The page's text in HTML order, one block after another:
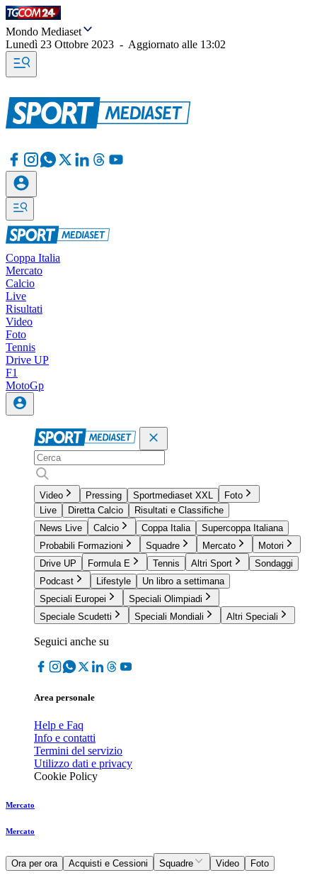
Mondo Mediaset
Lunedì 23 Ottobre 2023 - Aggiornato alle 13:02
Coppa Italia
Mercato
Calcio
Live
Risultati
Video
Foto
Tennis
Drive UP
F1
MotoGp
Video Pressing Sportmediaset XXL
Foto
Live
Diretta Calcio
Risultati e Classifiche
News Live
Calcio Coppa Italia
Supercoppa Italiana
Probabili Formazioni
Squadre Mercato
Motori
Drive UP
Formula E Tennis Altri Sport
Sondaggi
Podcast
Lifestyle
Un libro a settimana
Speciali Europei
Speciali Olimpiadi
Speciale Scudetti
Speciali Mondiali Altri Speciali
Seguici anche su
Area personale
Help e Faq
Info e contatti
Termini del servizio
Utilizzo dati e privacy
Cookie Policy
Mercato
Mercato
Ora per ora Acquisti e Cessioni Squadre Video Foto